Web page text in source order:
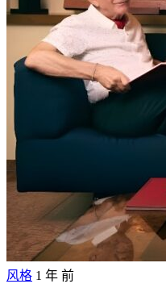
风格 1 年 前